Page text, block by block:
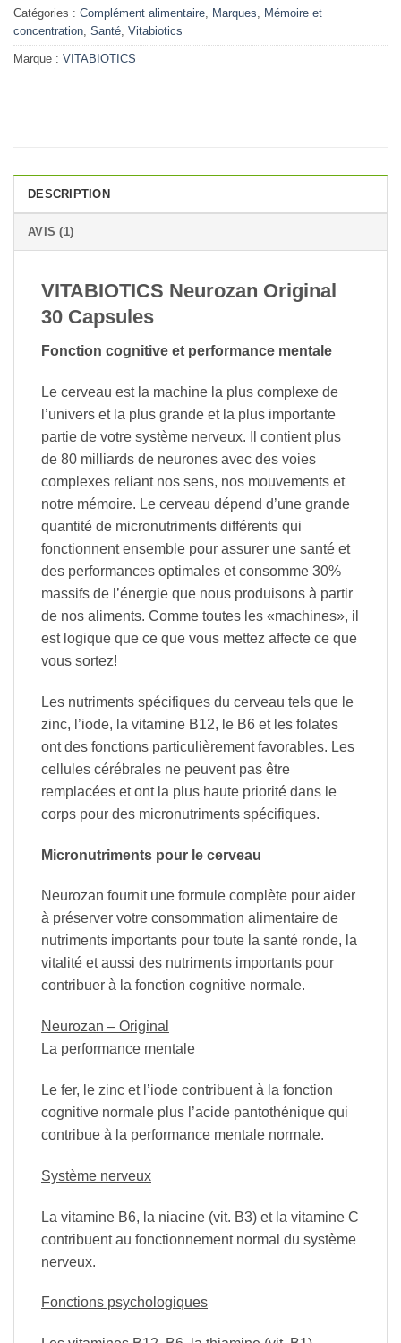
Catégories : Complément alimentaire, Marques, Mémoire et
concentration, Santé, Vitabiotics
Marque : VITABIOTICS
DESCRIPTION
AVIS (1)
VITABIOTICS Neurozan Original
30 Capsules
Fonction cognitive et performance mentale
Le cerveau est la machine la plus complexe de
l’univers et la plus grande et la plus importante
partie de votre système nerveux. Il contient plus
de 80 milliards de neurones avec des voies
complexes reliant nos sens, nos mouvements et
notre mémoire. Le cerveau dépend d’une grande
quantité de micronutriments différents qui
fonctionnent ensemble pour assurer une santé et
des performances optimales et consomme 30%
massifs de l’énergie que nous produisons à partir
de nos aliments. Comme toutes les «machines», il
est logique que ce que vous mettez affecte ce que
vous sortez!
Les nutriments spécifiques du cerveau tels que le
zinc, l’iode, la vitamine B12, le B6 et les folates
ont des fonctions particulièrement favorables. Les
cellules cérébrales ne peuvent pas être
remplacées et ont la plus haute priorité dans le
corps pour des micronutriments spécifiques.
Micronutriments pour le cerveau
Neurozan fournit une formule complète pour aider
à préserver votre consommation alimentaire de
nutriments importants pour toute la santé ronde, la
vitalité et aussi des nutriments importants pour
contribuer à la fonction cognitive normale.
Neurozan – Original
La performance mentale
Le fer, le zinc et l’iode contribuent à la fonction
cognitive normale plus l’acide pantothénique qui
contribue à la performance mentale normale.
Système nerveux
La vitamine B6, la niacine (vit. B3) et la vitamine C
contribuent au fonctionnement normal du système
nerveux.
Fonctions psychologiques